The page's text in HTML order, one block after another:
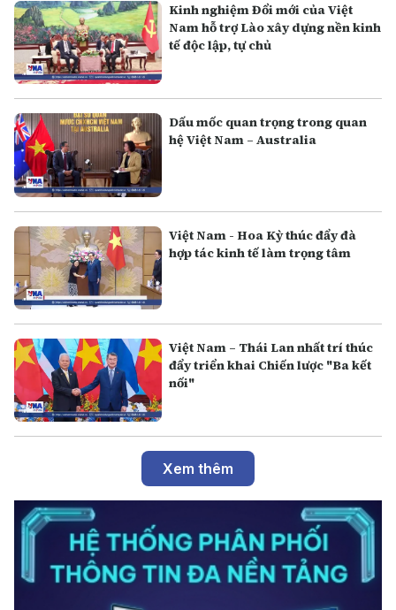
Kinh nghiệm Đổi mới của Việt
Nam hỗ trợ Lào xây dựng nền kinh
tế độc lập, tự chủ
Dấu mốc quan trọng trong quan
hệ Việt Nam – Australia
Việt Nam - Hoa Kỳ thúc đẩy đà
hợp tác kinh tế làm trọng tâm
Việt Nam – Thái Lan nhất trí thúc
đẩy triển khai Chiến lược "Ba kết
nối"
Xem thêm